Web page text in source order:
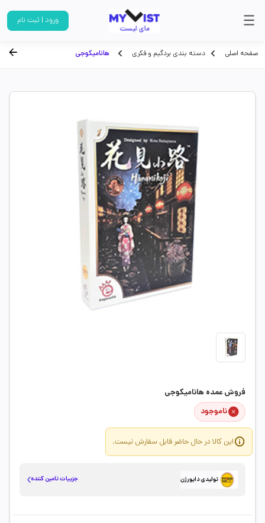
ورود | ثبت نام
صفحه اصلی دسته بندی بردگیم و فکری هانامیکوجی
فروش عمده هانامیکوجی
ناموجود
این کالا در حال حاضر قابل سفارش نیست.
تولیدی دایورژن جزییات تامین کننده